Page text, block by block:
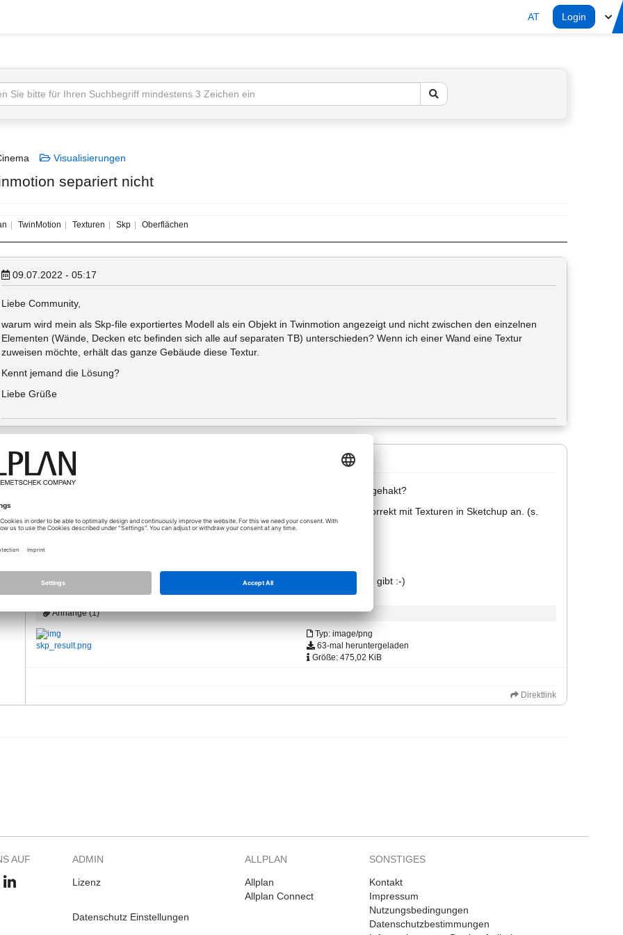
AT Login
Visualisierungen
separiert nicht
TwinMotion Texturen Skp Oberflächen
09.07.2022 - 05:17
Liebe Community,
warum wird mein als Skp-file exportiertes Modell als ein Objekt in Twinmotion angezeigt und nicht zwischen den einzelnen
Elementen (Wände, Decken etc befinden sich alle auf separaten TB) unterschieden? Wenn ich einer Wand eine Textur
zuweisen möchte, erhält das ganze Gebäude diese Textur.
Kennt jemand die Lösung?
Liebe Grüße
09.07.2022 - 08:31
Mit welcher Allplan-Version wird exportiert? Wurde "Texturen exportieren" angehakt?
Mit Allplan 2022 und aktiviertem "Texturen exportieren" kommen die Daten korrekt mit Texturen in Sketchup an. (s.
skp_result.png)
Also muss beim Import der .skp-Datei nach TwinMotion etwas schiefgehen.
Da müßtest Du schon die Hotline von TwinMotion kontaktieren, wenn es eine gibt :-)
Anhänge (1)
skp_result.png
Typ: image/png
63-mal heruntergeladen
Größe: 475,02 KiB
Direktlink
AUF ADMIN
Lizenz
Datenschutz Einstellungen
ALLPLAN
Allplan
Allplan Connect
SONSTIGES
Kontakt
Impressum
Nutzungsbedingungen
Datenschutzbestimmungen